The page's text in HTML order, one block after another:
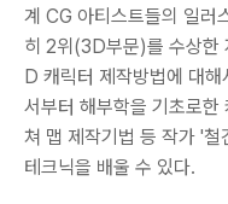
계 CG 아티스트들의 일러
히 2위(3D부문)를 수상한
D 캐릭터 제작방법에 대해
서부터 해부학을 기초로한
쳐 맵 제작기법 등 작가 '
테크닉을 배울 수 있다.